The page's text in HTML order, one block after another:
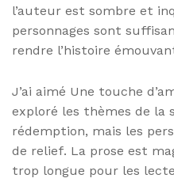
l’auteur est sombre et
personnages sont
rendre l’histoire
J’ai aimé Une touche
exploré les thèmes de la
rédemption, mais les
de relief. La prose est
trop longue pour les